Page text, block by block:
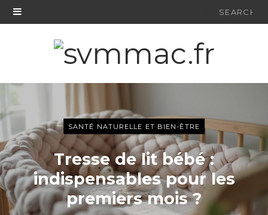
Search
SANTÉ NATURELLE ET BIEN-ÊTRE
Tresse de lit bébé :
indispensables pour les
premiers mois ?